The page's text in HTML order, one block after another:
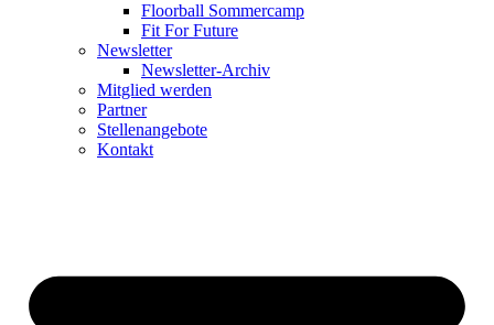
Floorball Sommercamp
Fit For Future
Newsletter
Newsletter-Archiv
Mitglied werden
Partner
Stellenangebote
Kontakt